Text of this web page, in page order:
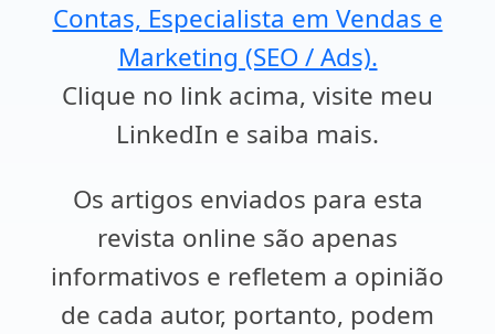
Contas, Especialista em Vendas e
Marketing (SEO / Ads).
Clique no link acima, visite meu
LinkedIn e saiba mais.
Os artigos enviados para esta
revista online são apenas
informativos e refletem a opinião
de cada autor, portanto, podem